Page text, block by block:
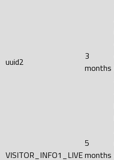
uuid2
3
months
VISITOR_INFO1_LIVE
5
months